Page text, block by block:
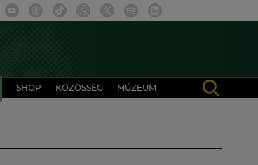
SHOP KÖZÖSSÉG MÚZEUM